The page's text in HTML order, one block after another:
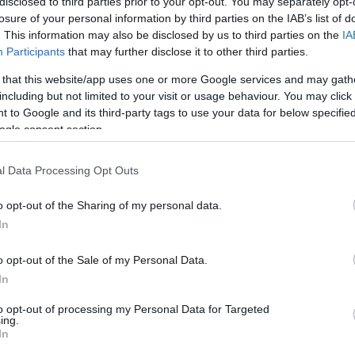
of your personal information by third parties on the IAB’s list of
This information may also be disclosed by us to third parties on the
Participants that may further disclose it to other third parties.
that this website/app uses one or more Google services and may
but not limited to your visit or usage behaviour. You may
to Google and its third-party tags to use your data for below
consent section.
Data Processing Opt Outs
opt-out of the Sharing of my personal data.
opt-out of the Sale of my Personal Data.
opt-out of processing my Personal Data for Targeted
το προϊόν διατηρείται στο ψυγείο και καταναλώνεται εντός
ΤΟ BODYFACE ΣΟΥ ΠΡΟΤΕΙΝΕΙ